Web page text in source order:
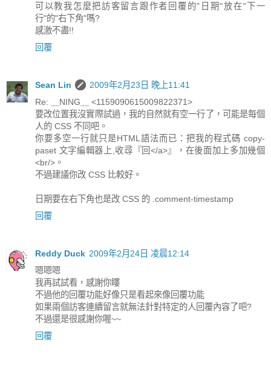
可以教我怎麼把訪客留言跟作者回覆的"日期"放在"下一
行"的"右下角"嗎?
感激不盡!!
回覆
Sean Lin
2009年2月23日 晚上11:41
Re: ＿NING＿ <1159090615009822371>
要改位置我沒實際試過，我的自然就有空一行了，可能是每個
人的 CSS 不同吧。
你要多空一行就只是HTML語法而已：把我的程式碼 copy-
paset 文字編輯器上,收尋『回</a>』，在後面加上多加幾個
<br/>。
不過建議你改 CSS 比較好。
日期要在右下角也是改 CSS 的 .comment-timestamp
回覆
Reddy Duck 2009年2月24日 凌晨12:14
嗯嗯嗯
我再試試看，感謝你瞜
不過他的回覆功能好像只是看起來像回覆功能
如果兩個訪客連續留言就無法針對特定的人回覆內容了吧?
不過還是很感謝你喔~~
回覆